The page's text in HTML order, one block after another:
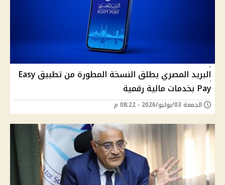
البريد المصري يطلق النسخة المطورة من تطبيق Easy
Pay بخدمات مالية رقمية
الجمعة 03/يوليو/2026 - 08:22 م